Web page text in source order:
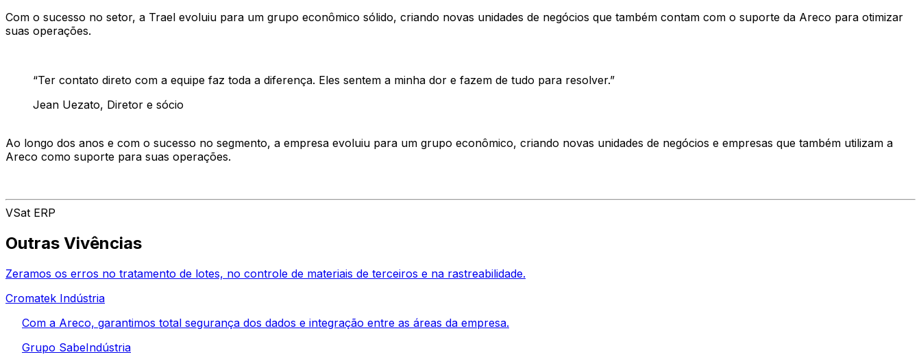
Com o sucesso no setor, a Trael evoluiu para um grupo econômico sólido, criando novas unidades de negócios que também contam com o suporte da Areco para otimizar
suas operações.
“Ter contato direto com a equipe faz toda a diferença. Eles sentem a minha dor e fazem de tudo para resolver.”
Jean Uezato, Diretor e sócio
Ao longo dos anos e com o sucesso no segmento, a empresa evoluiu para um grupo econômico, criando novas unidades de negócios e empresas que também utilizam a
Areco como suporte para suas operações.
VSat ERP
Outras Vivências
Zeramos os erros no tratamento de lotes, no controle de materiais de terceiros e na rastreabilidade.
Cromatek Indústria
Com a Areco, garantimos total segurança dos dados e integração entre as áreas da empresa.
Grupo SabeIndústria